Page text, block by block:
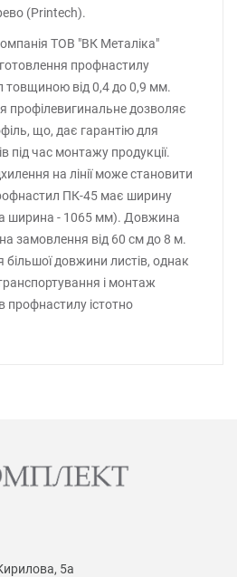
(Printech).
ТОВ "ВК Металіка"
профнастилу
товщиною від 0,4 до 0,9 мм.
профілевигинальне дозволяє
що, дає гарантію для
під час монтажу продукції.
на лінії може становити
ПК-45 має ширину
ширина - 1065 мм). Довжина
замовлення від 60 см до 8 м.
довжини листів, однак
і монтаж
профнастилу істотно
5а